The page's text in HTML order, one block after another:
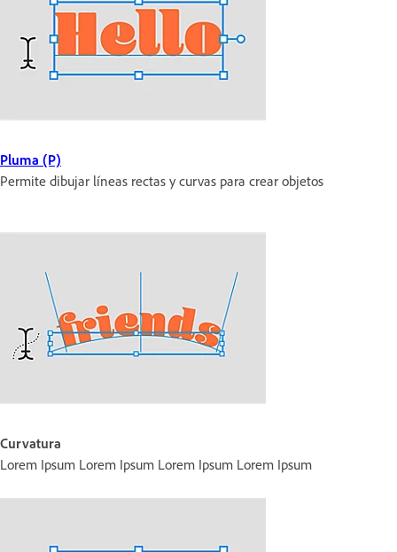
Pluma (P)
Permite dibujar líneas rectas y curvas para crear objetos
Curvatura
Lorem Ipsum Lorem Ipsum Lorem Ipsum Lorem Ipsum